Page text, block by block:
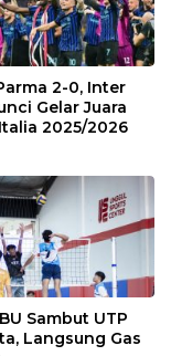
2-0, Inter
Gelar Juara
2025/2026
Sambut UTP
Langsung Gas